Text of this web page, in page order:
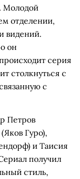
Молодой
отделении,
видений.
он
серия
столкнуться с
с
Петров
Гуро),
и Таисия
получил
стиль,